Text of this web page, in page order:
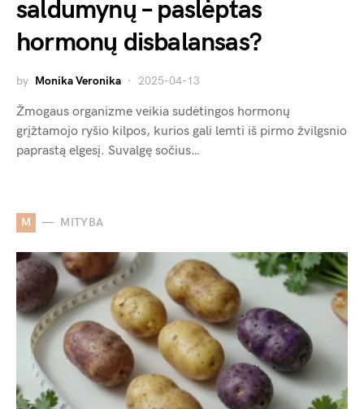
saldumynų – paslėptas
hormonų disbalansas?
by Monika Veronika 2025-04-13
Žmogaus organizme veikia sudėtingos hormonų
grįžtamojo ryšio kilpos, kurios gali lemti iš pirmo žvilgsnio
paprastą elgesį. Suvalgę sočius…
M MITYBA